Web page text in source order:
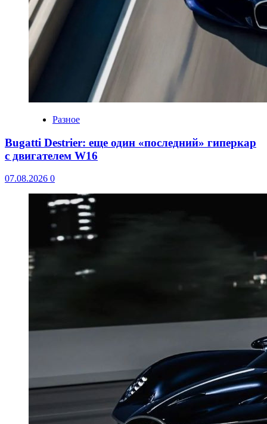
Разное
Bugatti Destrier: еще один «последний» гиперкар
с двигателем W16
07.08.2026 0